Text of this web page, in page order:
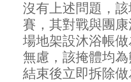
沒有上述問題，
賽，其對戰與團
場地架設沐浴帳
無慮，該掩體均
結束後立即拆除